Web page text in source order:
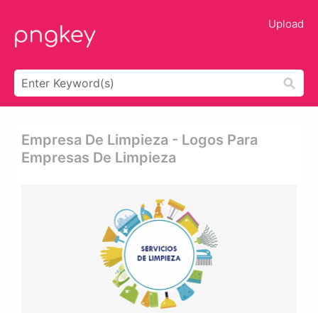
Upload
Empresa De Limpieza - Logos Para
Empresas De Limpieza